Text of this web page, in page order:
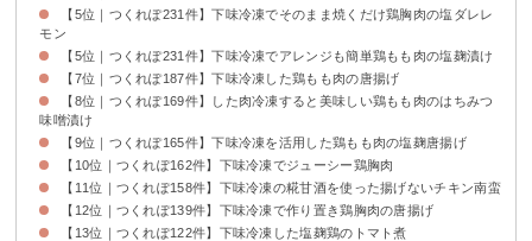
【5位｜つくれぽ231件】下味冷凍でそのまま焼くだけ鶏胸肉の塩ダレレ
モン
【5位｜つくれぽ231件】下味冷凍でアレンジも簡単鶏もも肉の塩麹漬け
【7位｜つくれぽ187件】下味冷凍した鶏もも肉の唐揚げ
【8位｜つくれぽ169件】した肉冷凍すると美味しい鶏もも肉のはちみつ
味噌漬け
【9位｜つくれぽ165件】下味冷凍を活用した鶏もも肉の塩麹唐揚げ
【10位｜つくれぽ162件】下味冷凍でジューシー鶏胸肉
【11位｜つくれぽ158件】下味冷凍の糀甘酒を使った揚げないチキン南蛮
【12位｜つくれぽ139件】下味冷凍で作り置き鶏胸肉の唐揚げ
【13位｜つくれぽ122件】下味冷凍した塩麹鶏のトマト煮